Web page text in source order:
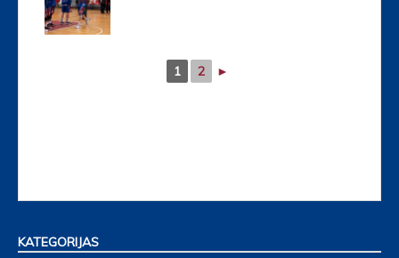
1 2 ►
KATEGORIJAS